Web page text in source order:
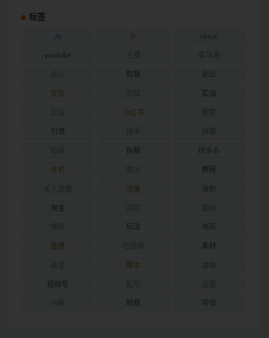
标签
AI IP tiktok
youtube 亚马逊
剪辑 副业
变现 实战
小红书 带货
引流 抖音
拆解 拼多多
挂机 教程
流量 涨粉
淘宝 源码
玩法 电商
直播 素材
脚本 虚拟
视频号 运营
阳叔 零撸